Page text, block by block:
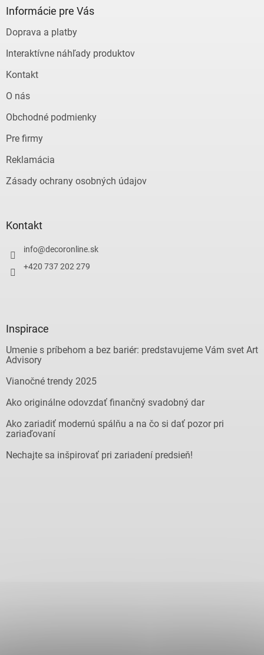
Informácie pre Vás
Doprava a platby
Interaktívne náhľady produktov
Kontakt
O nás
Obchodné podmienky
Pre firmy
Reklamácia
Zásady ochrany osobných údajov
Kontakt
info@decoronline.sk
+420 737 202 279
Inspirace
Umenie s príbehom a bez bariér: predstavujeme Vám svet Art
Advisory
Vianočné trendy 2025
Ako originálne odovzdať finančný svadobný dar
Ako zariadiť modernú spálňu a na čo si dať pozor pri
zariaďovaní
Nechajte sa inšpirovať pri zariadení predsieň!